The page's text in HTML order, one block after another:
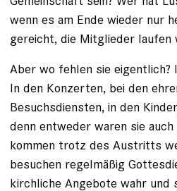
wenn es am Ende wieder nur
gereicht, die Mitglieder laufen
Aber wo fehlen sie eigentlich?
In den Konzerten, bei den
Besuchsdiensten, in den
denn entweder waren sie
kommen trotz des Austritts
besuchen regelmäßig
kirchliche Angebote wahr und